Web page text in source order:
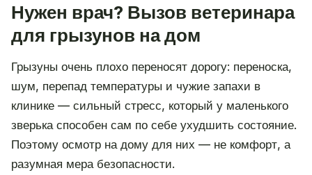
Нужен врач? Вызов ветеринара
для грызунов на дом
Грызуны очень плохо переносят дорогу: переноска,
шум, перепад температуры и чужие запахи в
клинике — сильный стресс, который у маленького
зверька способен сам по себе ухудшить состояние.
Поэтому осмотр на дому для них — не комфорт, а
разумная мера безопасности.